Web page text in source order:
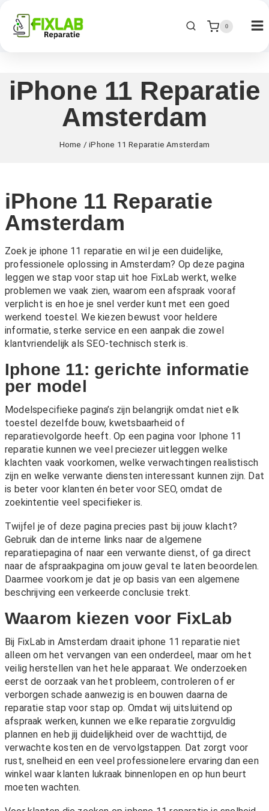
0
iPhone 11 Reparatie
Amsterdam
Home / iPhone 11 Reparatie Amsterdam
iPhone 11 Reparatie
Amsterdam
Zoek je iphone 11 reparatie en wil je een duidelijke,
professionele oplossing in Amsterdam? Op deze pagina
leggen we stap voor stap uit hoe FixLab werkt, welke
problemen we vaak zien, waarom een afspraak vooraf
verplicht is en hoe je snel verder kunt met een goed
werkend toestel. We kiezen bewust voor heldere
informatie, sterke service en een aanpak die zowel
klantvriendelijk als SEO-technisch sterk is.
Iphone 11: gerichte informatie
per model
Modelspecifieke pagina’s zijn belangrijk omdat niet elk
toestel dezelfde bouw, kwetsbaarheid of
reparatievolgorde heeft. Op een pagina voor Iphone 11
reparatie kunnen we veel preciezer uitleggen welke
klachten vaak voorkomen, welke verwachtingen realistisch
zijn en welke verwante diensten interessant kunnen zijn. Dat
is beter voor klanten én beter voor SEO, omdat de
zoekintentie veel specifieker is.
Twijfel je of deze pagina precies past bij jouw klacht?
Gebruik dan de interne links naar de algemene
reparatiepagina of naar een verwante dienst, of ga direct
naar de afspraakpagina om jouw geval te laten beoordelen.
Daarmee voorkom je dat je op basis van een algemene
beschrijving een verkeerde conclusie trekt.
Waarom kiezen voor FixLab
Bij FixLab in Amsterdam draait iphone 11 reparatie niet
alleen om het vervangen van een onderdeel, maar om het
veilig herstellen van het hele apparaat. We onderzoeken
eerst de oorzaak van het probleem, controleren of er
verborgen schade aanwezig is en bouwen daarna de
reparatie stap voor stap op. Omdat wij uitsluitend op
afspraak werken, kunnen we elke reparatie zorgvuldig
plannen en heb jij duidelijkheid over de wachttijd, de
verwachte kosten en de vervolgstappen. Dat zorgt voor
rust, snelheid en een veel professionelere ervaring dan een
winkel waar klanten lukraak binnenlopen en op hun beurt
moeten wachten.